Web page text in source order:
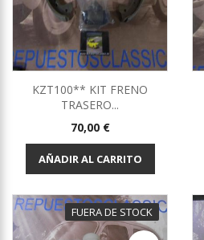
KZT100** KIT FRENO
TRASERO...
Precio
70,00 €
AÑADIR AL CARRITO
FUERA DE STOCK